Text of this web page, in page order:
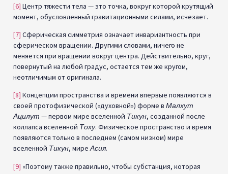
[6] Центр тяжести тела — это точка, вокруг которой крутящий
момент, обусловленный гравитационными силами, исчезает.
[7] Сферическая симметрия означает инвариантность при
сферическом вращении. Другими словами, ничего не
меняется при вращении вокруг центра. Действительно, круг,
повернутый на любой градус, остается тем же кругом,
неотличимым от оригинала.
[8] Концепции пространства и времени впервые появляются в
своей протофизической («духовной») форме в Малхут
Ацилут — первом мире вселенной Тикун, созданной после
коллапса вселенной Тоху. Физическое пространство и время
появляются только в последнем (самом низком) мире
вселенной Тикун, миреАсия.
[9] «Поэтому также правильно, чтобы субстанция, которая